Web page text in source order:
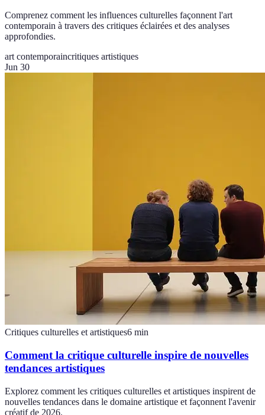
Comprenez comment les influences culturelles façonnent l'art
contemporain à travers des critiques éclairées et des analyses
approfondies.
art contemporaincritiques artistiques
Jun 30
Critiques culturelles et artistiques6 min
Comment la critique culturelle inspire de nouvelles
tendances artistiques
Explorez comment les critiques culturelles et artistiques inspirent de
nouvelles tendances dans le domaine artistique et façonnent l'avenir
créatif de 2026.